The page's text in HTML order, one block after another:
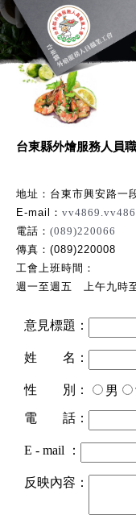
台東縣外燴服務人員
地址：台東市興安路一
E-mail：
電話： (089)220066
傳真：(089)220008
工會上班時間：
週一至週五 上午九時
意見標題：
姓 名：
性 別： 男
電 話：
E - mail ：
反映內容：